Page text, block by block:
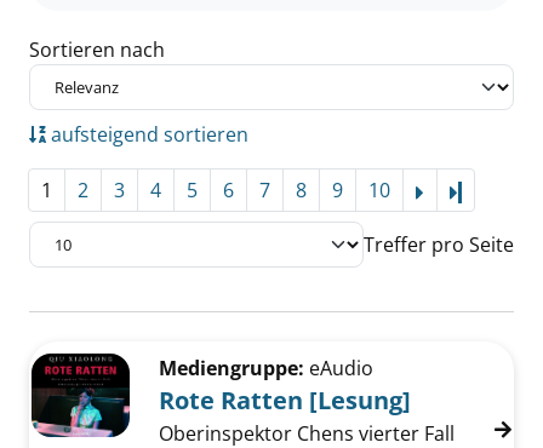
Sortieren nach
aufsteigend sortieren
1 2 3 4 5 6 7 8 9 10
Treffer pro Seite
Zu den Suchfiltern springen
Mediengruppe: eAudio
Rote Ratten [Lesung]
Oberinspektor Chens vierter Fall